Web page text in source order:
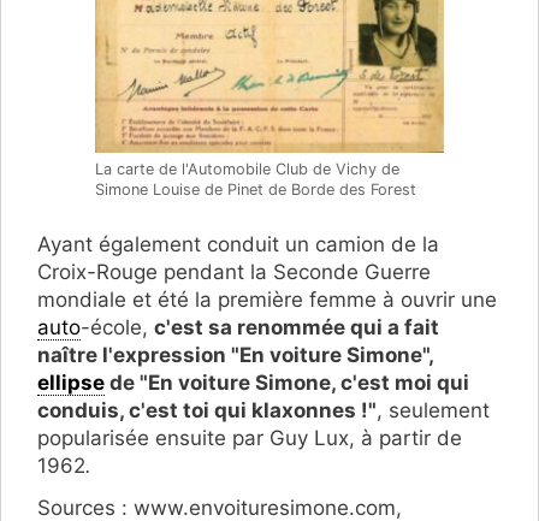
La carte de l'Automobile Club de Vichy de
Simone Louise de Pinet de Borde des Forest
Ayant également conduit un camion de la
Croix-Rouge pendant la Seconde Guerre
mondiale et été la première femme à ouvrir une
auto-école, c'est sa renommée qui a fait
naître l'expression "En voiture Simone",
ellipse de "En voiture Simone, c'est moi qui
conduis, c'est toi qui klaxonnes !", seulement
popularisée ensuite par Guy Lux, à partir de
1962.
Sources : www.envoituresimone.com,